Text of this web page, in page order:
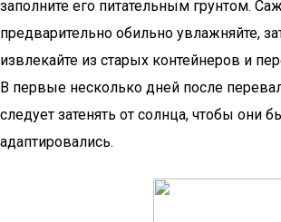
заполните его питательным грунтом.
предварительно обильно увлажняйте,
извлекайте из старых контейнеров и
В первые несколько дней после
следует затенять от солнца, чтобы они
адаптировались.